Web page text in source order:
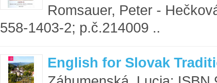
Romsauer, Peter -
558-1403-2; p.č.214009 ..
English for Slovak